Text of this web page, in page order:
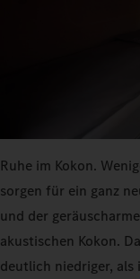
Ruhe im Kokon.
sorgen für ein ganz
und der
akustischen Kokon.
deutlich niedriger, als